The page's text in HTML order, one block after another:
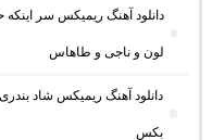
دانلود آهنگ ریمیکس سر
لون و ناجی و طاهاس
دانلود آهنگ ریمیکس شاد
بکس